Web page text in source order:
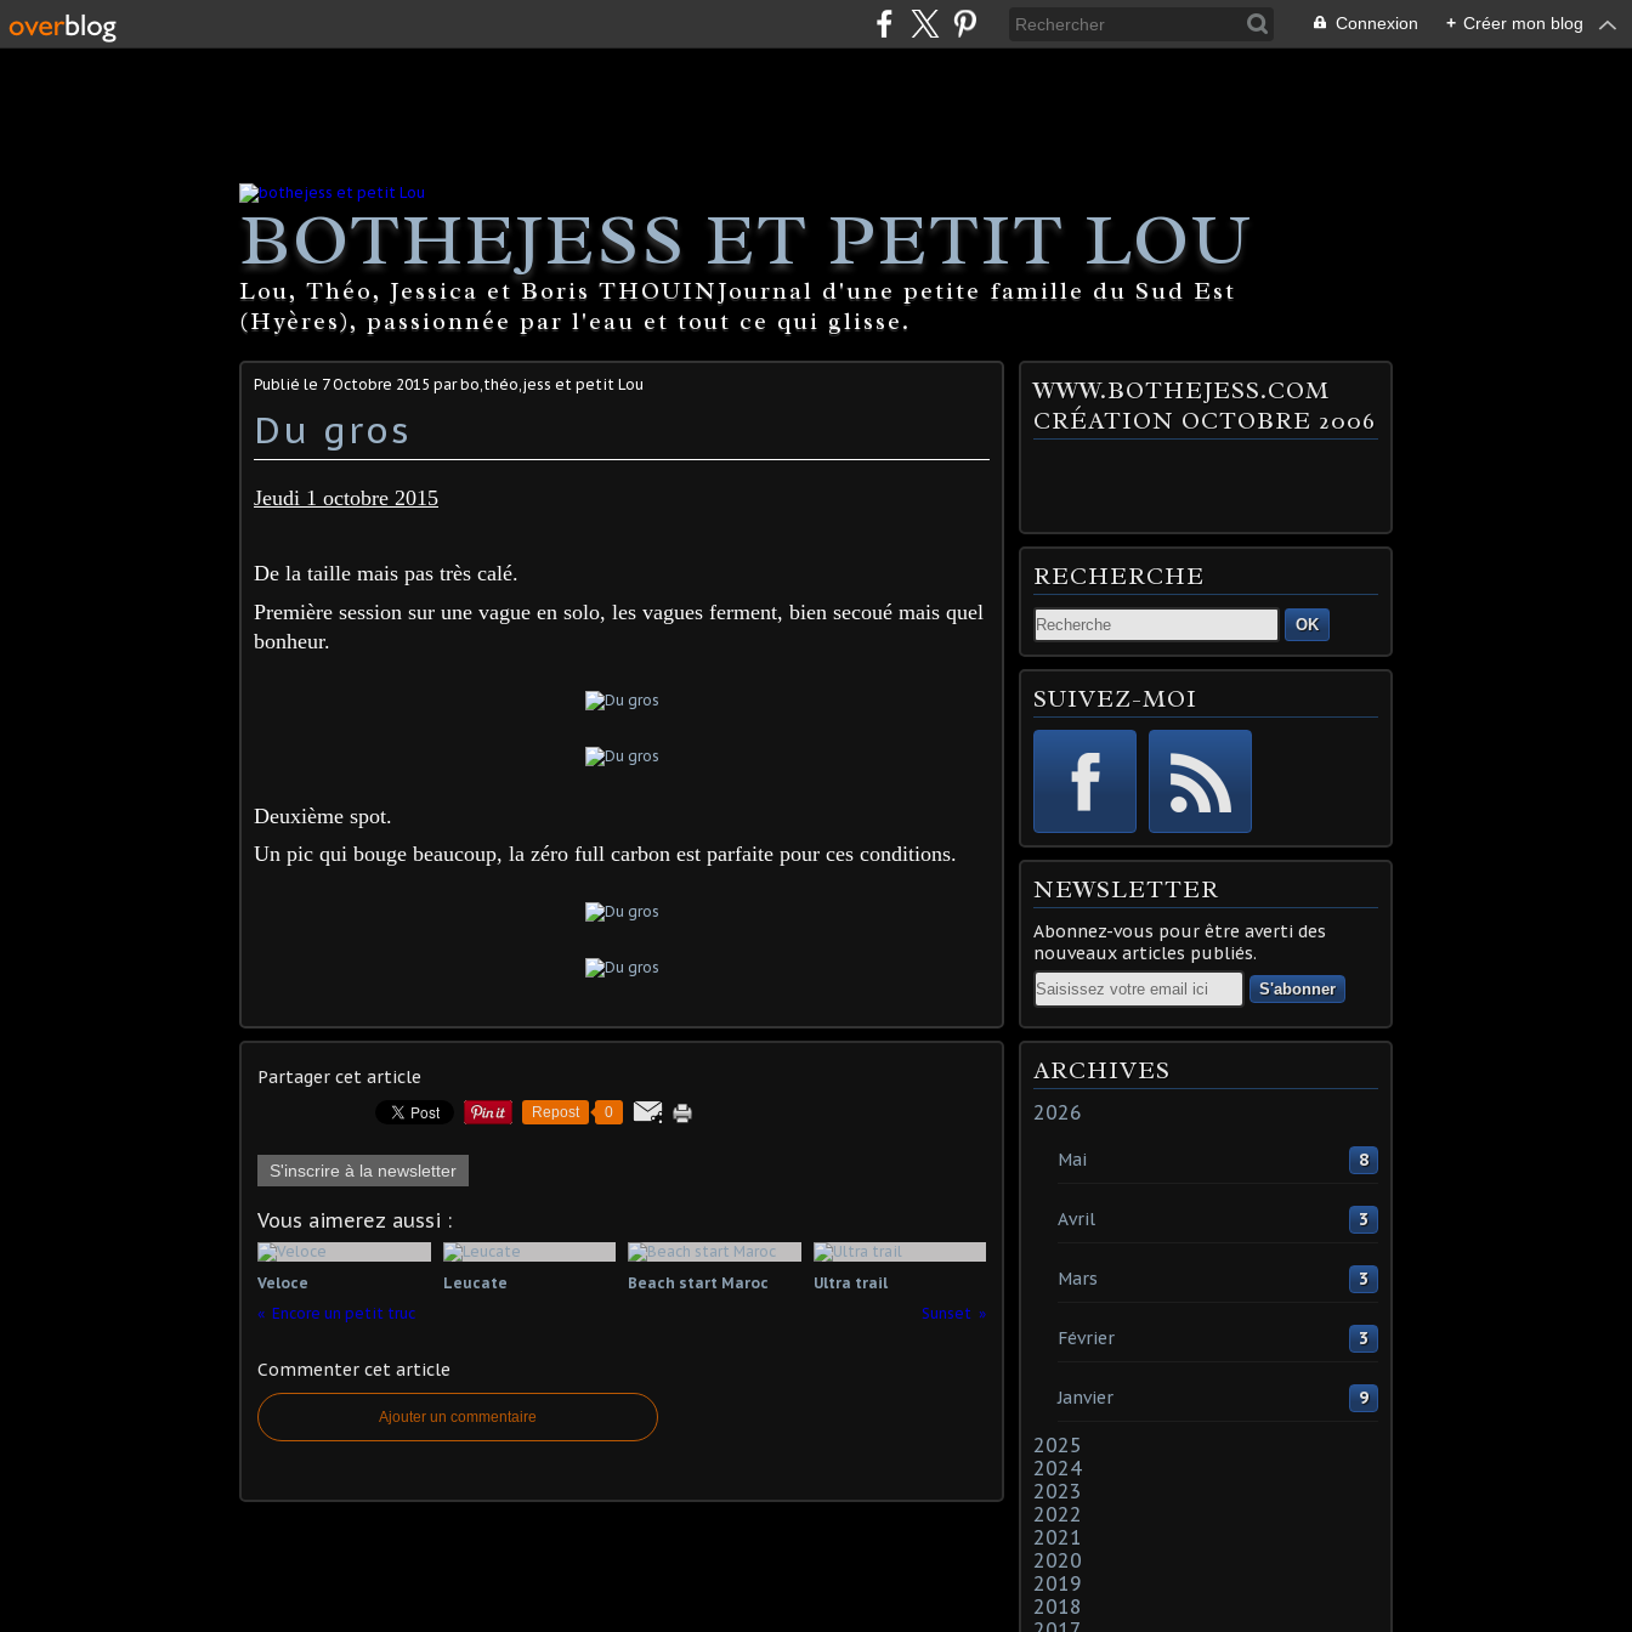
Connexion + Créer mon blog
BOTHEJESS ET PETIT LOU
Lou, Théo, Jessica et Boris THOUINJournal d'une petite famille du Sud Est
(Hyères), passionnée par l'eau et tout ce qui glisse.
Publié le 7 Octobre 2015 par bo,théo,jess et petit Lou
Du gros
Jeudi 1 octobre 2015
De la taille mais pas très calé.
Première session sur une vague en solo, les vagues ferment, bien secoué mais quel
bonheur.
Deuxième spot.
Un pic qui bouge beaucoup, la zéro full carbon est parfaite pour ces conditions.
Partager cet article
Repost 0
S'inscrire à la newsletter
Vous aimerez aussi :
Veloce Leucate Beach start Maroc
Ultra trail
Encore un petit truc
Sunset
Commenter cet article
Ajouter un commentaire
WWW.BOTHEJESS.COM
CRÉATION OCTOBRE 2006
RECHERCHE
OK
SUIVEZ-MOI
NEWSLETTER
Abonnez-vous pour être averti des
nouveaux articles publiés.
Email
ARCHIVES
2026
Mai 8
Avril 3
Mars 3
Février 3
Janvier 9
2025
2024
2023
2022
2021
2020
2019
2018